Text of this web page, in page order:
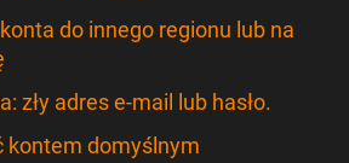
do innego regionu lub na
zły adres e-mail lub hasło.
kontem domyślnym